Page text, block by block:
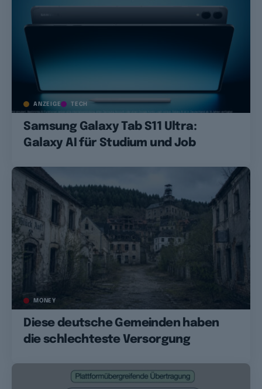
ANZEIGE TECH
Samsung Galaxy Tab S11 Ultra:
Galaxy AI für Studium und Job
MONEY
Diese deutsche Gemeinden haben
die schlechteste Versorgung